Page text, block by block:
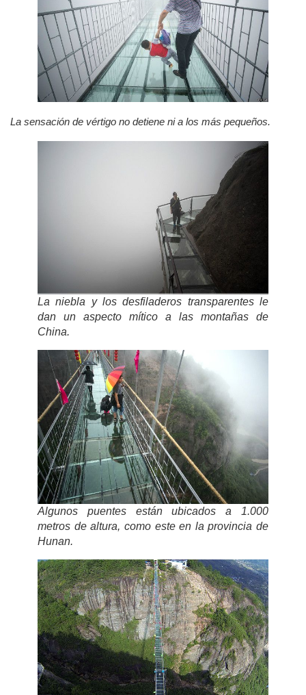
La sensación de vértigo no detiene ni a los más pequeños.
La niebla y los desfiladeros transparentes le
dan un aspecto mítico a las montañas de
China.
Algunos puentes están ubicados a 1.000
metros de altura, como este en la provincia de
Hunan.